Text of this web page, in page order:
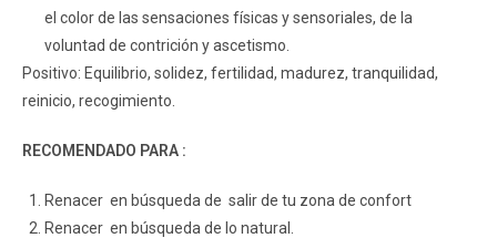
el color de las sensaciones físicas y sensoriales, de la
voluntad de contrición y ascetismo.
Positivo: Equilibrio, solidez, fertilidad, madurez, tranquilidad,
reinicio, recogimiento.
RECOMENDADO PARA :
Renacer en búsqueda de salir de tu zona de confort
Renacer en búsqueda de lo natural.